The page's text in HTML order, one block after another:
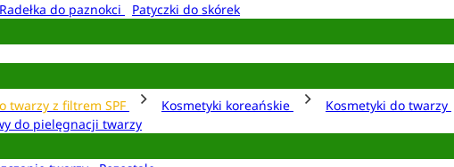
Radełka do paznokci
Patyczki do skórek
twarzy z filtrem SPF Kosmetyki koreańskie Kosmetyki do twarzy
do pielęgnacji twarzy